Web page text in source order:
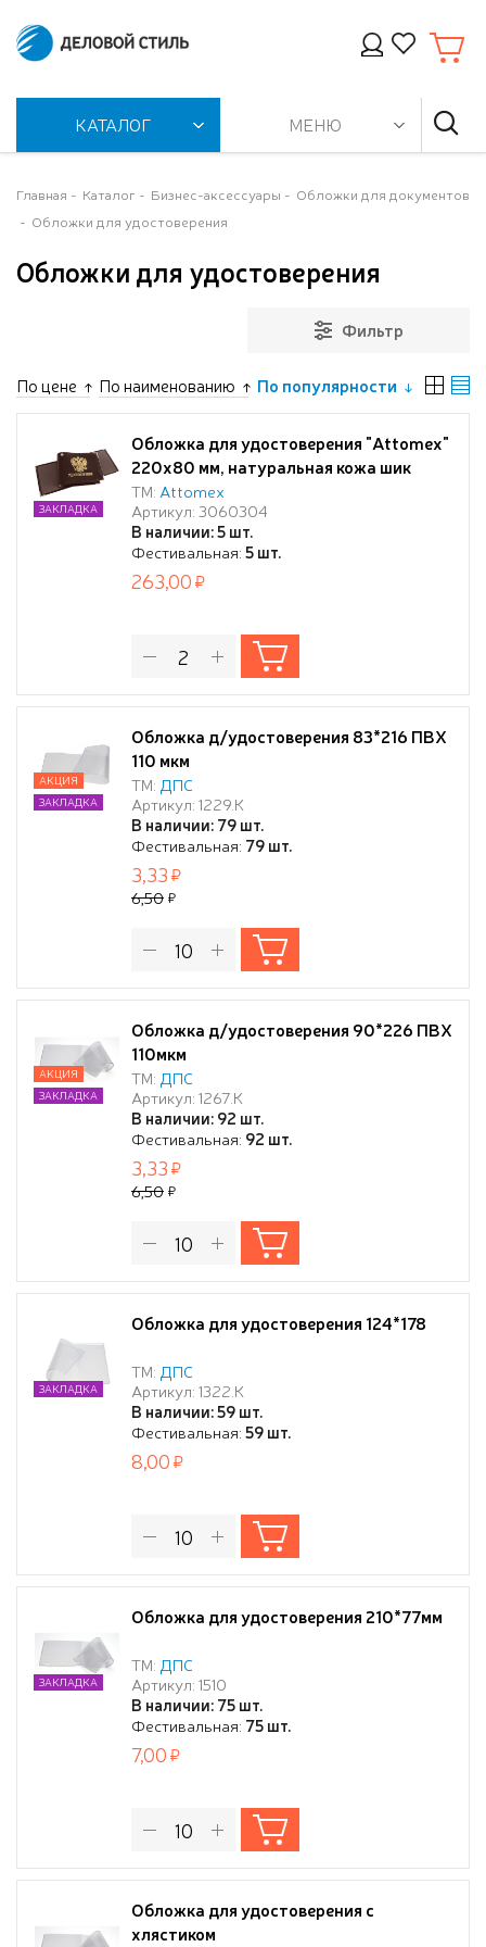
КАТАЛОГ МЕНЮ
Главная Каталог Бизнес-аксессуары
Обложки для документов
Обложки для удостоверения
Обложки для удостоверения
Фильтр
По цене По наименованию По популярности
Обложка для удостоверения "Attomex"
220x80 мм, натуральная кожа шик
гладкая, прозрачные ПВХ клапаны,
тиснение золотистой фольгой,
коричневая, индивидуальная упаковка
ТМ: Attomex
Артикул: 3060304
В наличии: 5 шт.
Фестивальная:5 шт.
ЗАКЛАДКА
263,00
Обложка д/удостоверения 83*216 ПВХ
110 мкм
ТМ: ДПС
Артикул: 1229.К
В наличии: 79 шт.
Фестивальная: 79 шт.
АКЦИЯ
ЗАКЛАДКА
3,33
6,50
Обложка д/удостоверения 90*226 ПВХ
110мкм
ТМ: ДПС
Артикул: 1267.К
В наличии: 92 шт.
Фестивальная: 92 шт.
АКЦИЯ
ЗАКЛАДКА
3,33
6,50
Обложка для удостоверения 124*178
ТМ: ДПС
Артикул: 1322.К
В наличии: 59 шт.
Фестивальная:59 шт.
ЗАКЛАДКА
8,00
Обложка для удостоверения 210*77мм
ТМ: ДПС
Артикул: 1510
В наличии: 75 шт.
Фестивальная: 75 шт.
ЗАКЛАДКА
7,00
Обложка для удостоверения с
хлястиком